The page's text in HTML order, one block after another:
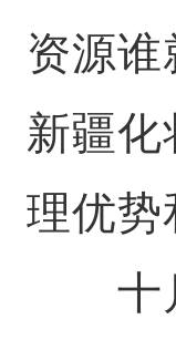
资源谁
新疆化
理优势
十月